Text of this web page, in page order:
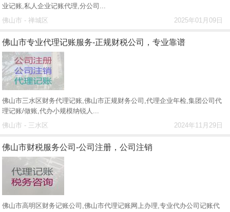
业记账,私人企业记账代理,分公司...
2025年01月09日
佛山市 - 禅城区
佛山市专业代理记账服务-正规财税公司，专业靠谱
佛山市三水区财务代理记账,佛山市正规财务公司,代理企业年检,集团公司代
理记账/做账,代办小规模纳锐人...
2024年11月29日
佛山市 - 三水区
佛山市财税服务公司-公司注册，公司注销
佛山市高明区财务记账公司,佛山市代理记账网上办理,专业代办公司记账代